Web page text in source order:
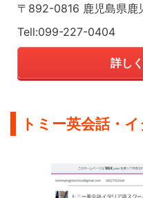
〒892-0816 鹿児島県鹿
Tell:099-227-0404
詳し
トミー英会話・